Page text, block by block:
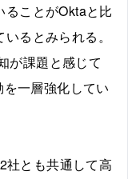
ことがOktaと比
るとみられる。
が課題と感じて
一層強化してい
社とも共通して高